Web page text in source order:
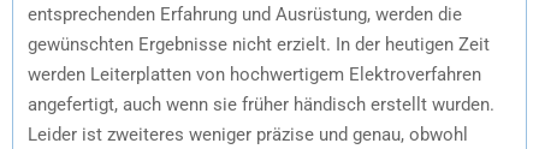
entsprechenden Erfahrung und Ausrüstung, werden die
gewünschten Ergebnisse nicht erzielt. In der heutigen Zeit
werden Leiterplatten von hochwertigem Elektroverfahren
angefertigt, auch wenn sie früher händisch erstellt wurden.
Leider ist zweiteres weniger präzise und genau, obwohl